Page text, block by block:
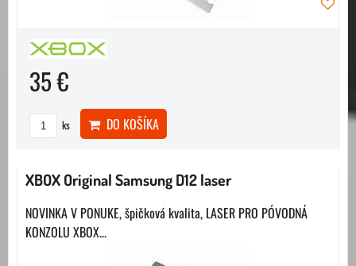
35 €
ks DO KOŠÍKA
XBOX Original Samsung D12 laser
NOVINKA V PONUKE, špičková kvalita, LASER PRO PÓVODNÁ
KONZOLU XBOX...